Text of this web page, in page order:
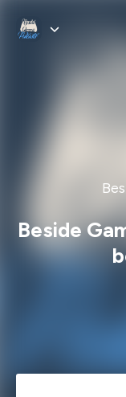
Beside